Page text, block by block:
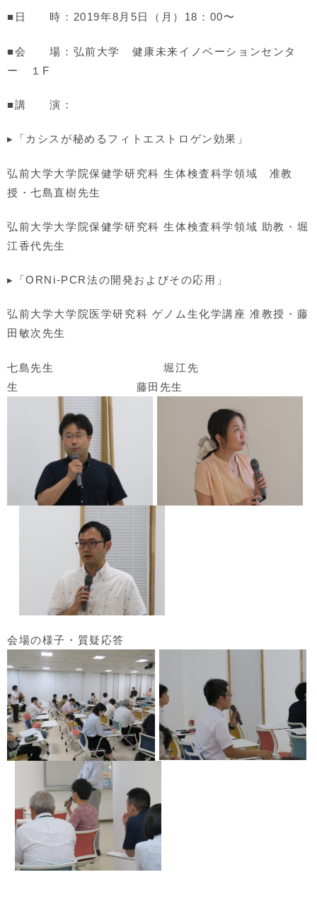
■日 時：2019年8月5日（月）18：00〜
■会 場：弘前大学 健康未来イノベーションセンタ
ー １F
■講 演：
▸「カシスが秘めるフィトエストロゲン効果」
弘前大学大学院保健学研究科 生体検査科学領域 准教
授・七島直樹先生
弘前大学大学院保健学研究科 生体検査科学領域 助教・堀
江香代先生
▸「ORNi-PCR法の開発およびその応用」
弘前大学大学院医学研究科 ゲノム生化学講座 准教授・藤
田敏次先生
七島先生 堀江先
生 藤田先生
会場の様子・質疑応答